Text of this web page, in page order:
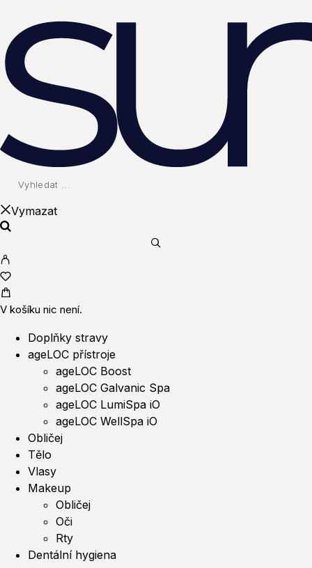
Vymazat
V košíku nic není.
Doplňky stravy
ageLOC přístroje
ageLOC Boost
ageLOC Galvanic Spa
ageLOC LumiSpa iO
ageLOC WellSpa iO
Obličej
Tělo
Vlasy
Makeup
Obličej
Oči
Rty
Dentální hygiena